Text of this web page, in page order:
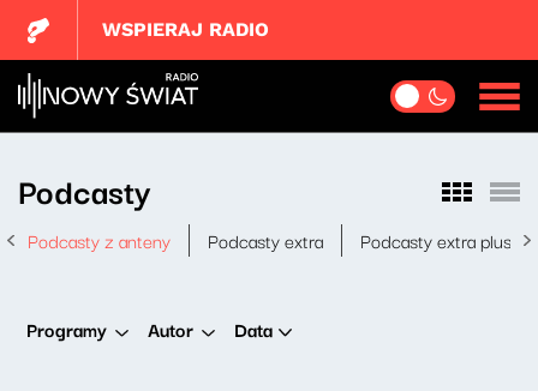
WSPIERAJ RADIO
Podcasty
Podcasty z anteny Podcasty extra Podcasty extra plus
Programy Autor Data